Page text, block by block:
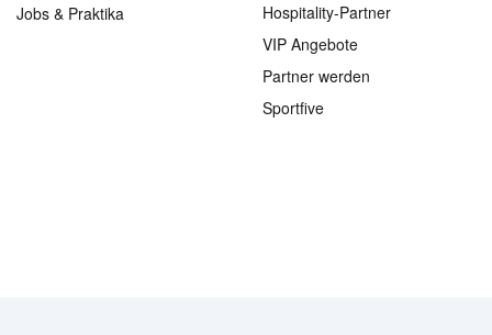
Jobs & Praktika
Hospitality-Partner
VIP Angebote
Partner werden
Sportfive